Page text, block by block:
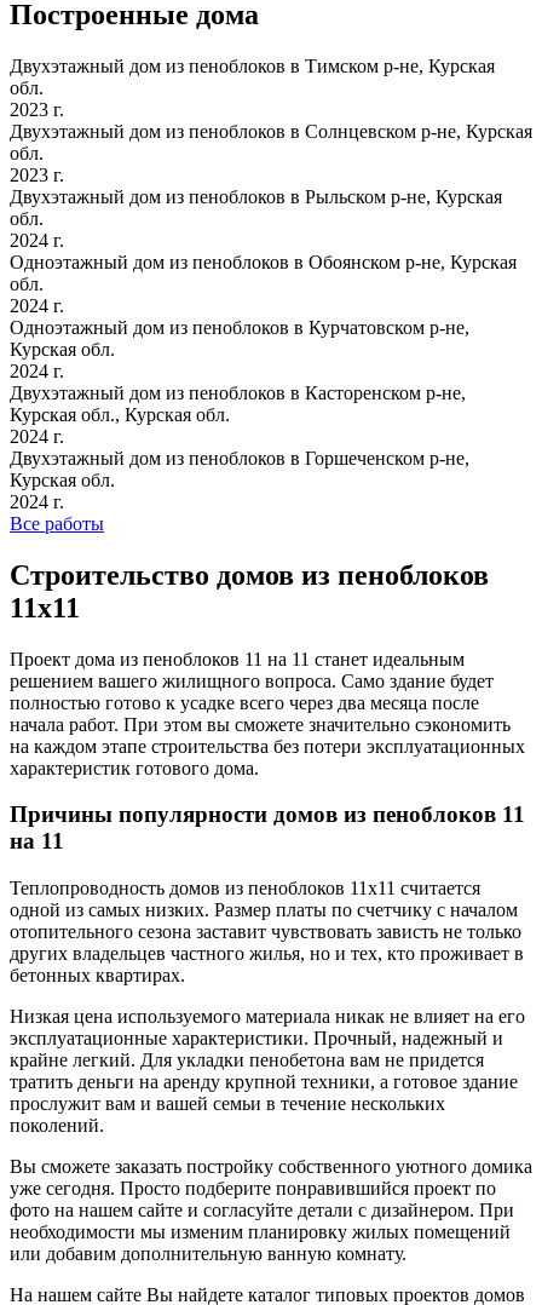
Построенные дома
Двухэтажный дом из пеноблоков в Тимском р-не, Курская
обл.
2023 г.
Двухэтажный дом из пеноблоков в Солнцевском р-не, Курская
обл.
2023 г.
Двухэтажный дом из пеноблоков в Рыльском р-не, Курская
обл.
2024 г.
Одноэтажный дом из пеноблоков в Обоянском р-не, Курская
обл.
2024 г.
Одноэтажный дом из пеноблоков в Курчатовском р-не,
Курская обл.
2024 г.
Двухэтажный дом из пеноблоков в Касторенском р-не,
Курская обл., Курская обл.
2024 г.
Двухэтажный дом из пеноблоков в Горшеченском р-не,
Курская обл.
2024 г.
Все работы
Строительство домов из пеноблоков
11х11
Проект дома из пеноблоков 11 на 11 станет идеальным
решением вашего жилищного вопроса. Само здание будет
полностью готово к усадке всего через два месяца после
начала работ. При этом вы сможете значительно сэкономить
на каждом этапе строительства без потери эксплуатационных
характеристик готового дома.
Причины популярности домов из пеноблоков 11
на 11
Теплопроводность домов из пеноблоков 11х11 считается
одной из самых низких. Размер платы по счетчику с началом
отопительного сезона заставит чувствовать зависть не только
других владельцев частного жилья, но и тех, кто проживает в
бетонных квартирах.
Низкая цена используемого материала никак не влияет на его
эксплуатационные характеристики. Прочный, надежный и
крайне легкий. Для укладки пенобетона вам не придется
тратить деньги на аренду крупной техники, а готовое здание
прослужит вам и вашей семьи в течение нескольких
поколений.
Вы сможете заказать постройку собственного уютного домика
уже сегодня. Просто подберите понравившийся проект по
фото на нашем сайте и согласуйте детали с дизайнером. При
необходимости мы изменим планировку жилых помещений
или добавим дополнительную ванную комнату.
На нашем сайте Вы найдете каталог типовых проектов домов